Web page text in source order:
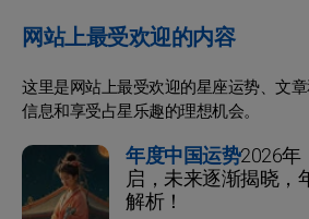
网站上最受欢迎的内容
这里是网站上最受欢迎的星座运势、文
信息和享受占星乐趣的理想机会。
年度中国运势2026年
启，未来逐渐揭晓，
解析！